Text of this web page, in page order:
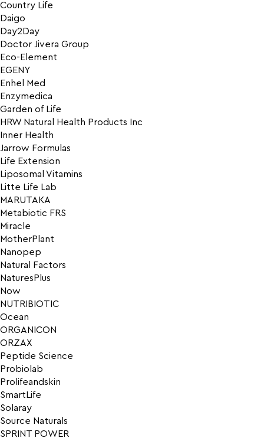
Country Life
Daigo
Day2Day
Doctor Jivera Group
Eco-Element
EGENY
Enhel Med
Enzymedica
Garden of Life
HRW Natural Health Products Inc
Inner Health
Jarrow Formulas
Life Extension
Liposomal Vitamins
Litte Life Lab
MARUTAKA
Metabiotic FRS
Miracle
MotherPlant
Nanopep
Natural Factors
NaturesPlus
Now
NUTRIBIOTIC
Ocean
ORGANICON
ORZAX
Peptide Science
Probiolab
Prolifeandskin
SmartLife
Solaray
Source Naturals
SPRINT POWER